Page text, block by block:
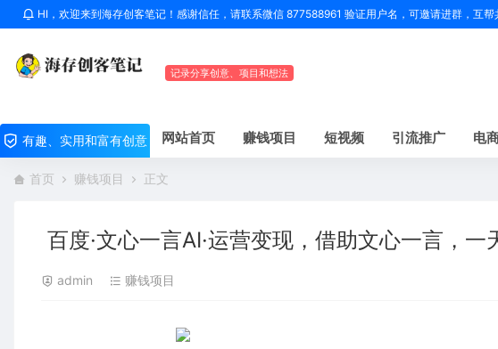
HI，欢迎来到海存创客笔记！感谢信任，请联系微信 877588961 验证用户名，可邀请进群，互帮
记录分享创意、项目和想法
有趣、实用和富有创意 网站首页 赚钱项目 短视频 引流推广 电
首页 赚钱项目 正文
百度·文心一言AI·运营变现，借助文心一言，一
admin 赚钱项目